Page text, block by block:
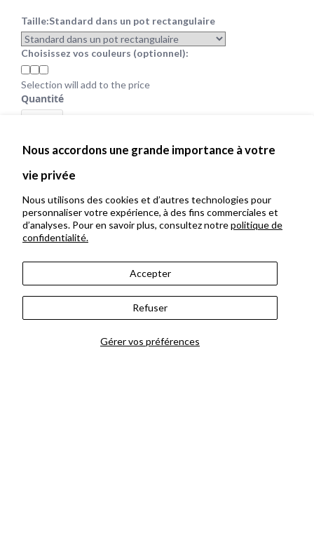
Nous accordons une grande importance à votre
vie privée
Nous utilisons des cookies et d’autres technologies pour
personnaliser votre expérience, à des fins commerciales et
d’analyses. Pour en savoir plus, consultez notrepolitique de
confidentialité.
Gérer vos préférences
Accepter
Refuser
Taille:Standard dans un pot rectangulaire
Choisissez vos couleurs (optionnel):
Selection will add to the price
Quantité
Offrir le bouquet du